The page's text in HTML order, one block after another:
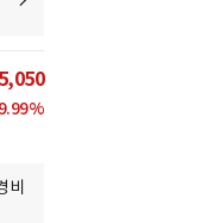
5,050
%
비